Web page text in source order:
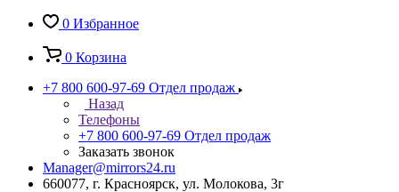
0 Избранное
0 Корзина
+7 800 600-97-69 Отдел продаж
Назад
Телефоны
+7 800 600-97-69 Отдел продаж
Заказать звонок
Manager@mirrors24.ru
660077, г. Красноярск, ул. Молокова, 3г